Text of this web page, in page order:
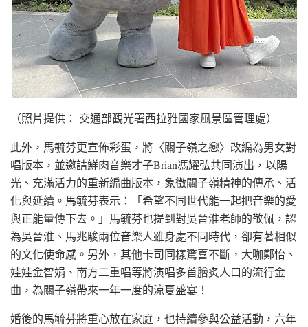
（照片提供： 交通部觀光署西拉雅國家風景區管理處）
此外，馬毓芬更宣佈彩蛋，將〈關子嶺之戀〉改編為男女對
唱版本，並邀請鮮肉音樂才子Brian馮耀弘共同演出，以陽
光、充滿活力的重新編曲版本，象徵關子嶺精神的傳承、活
化與延續。馬毓芬表示：「希望不同世代能一起把音樂的愛
與正能量傳下去。」馬毓芬也提到對吳晉淮老師的敬佩，認
為吳晉淮、馬兆駿兩位音樂人雖身處不同時代，卻有著相似
的文化使命感。另外，其他卡司同樣驚喜不斷，大咖鄭怡、
娃娃金智娟、南方二重唱等將演唱多首膾炙人口的流行金
曲，為關子嶺帶來一年一度的涼夏盛宴！
婚後的馬毓芬將重心放在家庭，也持續參與公益活動，六年